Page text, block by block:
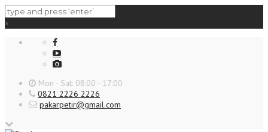
×
Mon - Sat: 08:00 - 17:00
0821 2226 2226
pakarpetir@gmail.com